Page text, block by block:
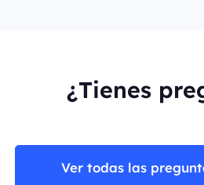
¿Tienes
Ver todas las